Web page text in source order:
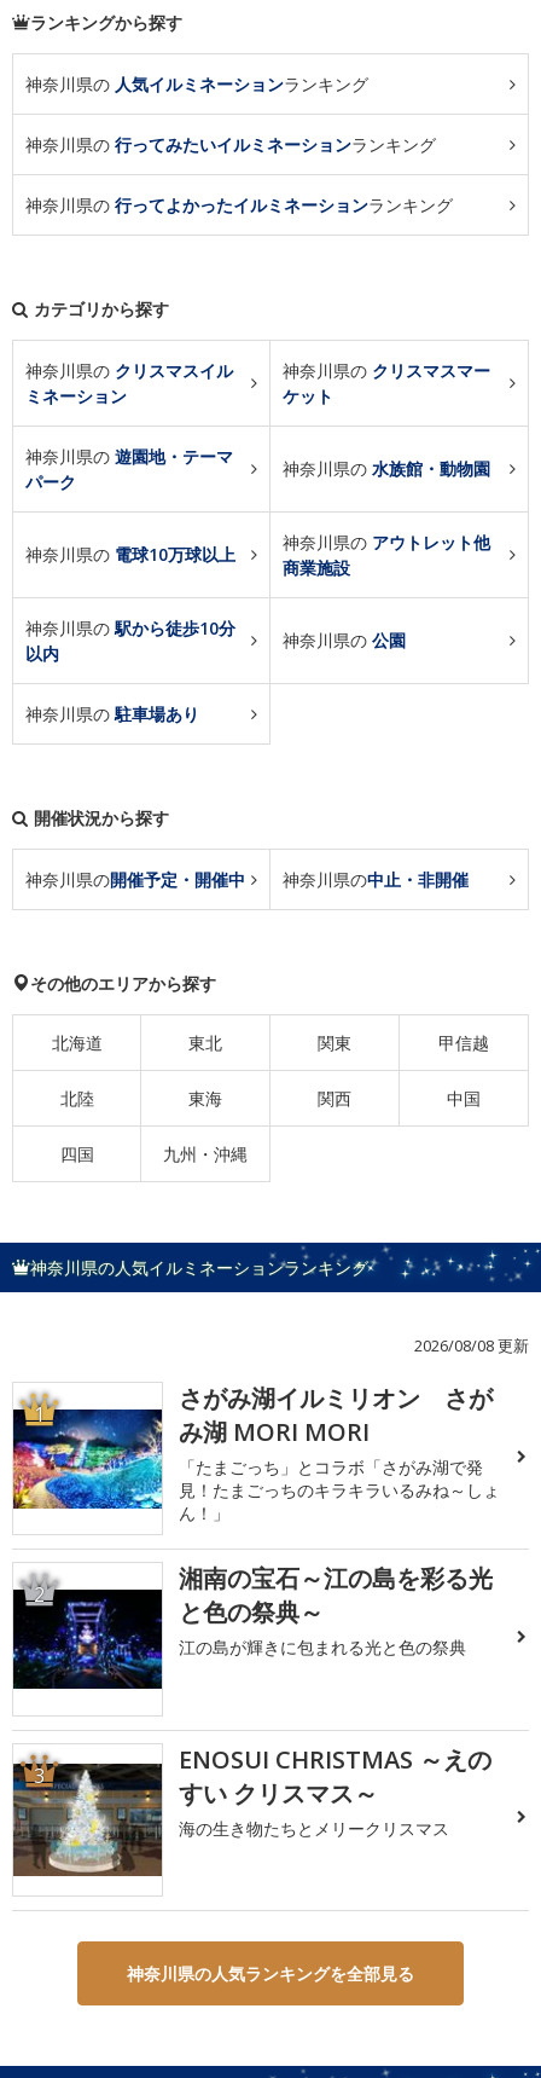
ランキングから探す
神奈川県の 人気イルミネーションランキング
神奈川県の 行ってみたいイルミネーションランキング
神奈川県の 行ってよかったイルミネーションランキング
カテゴリから探す
神奈川県の クリスマスイル
ミネーション
神奈川県の クリスマスマー
ケット
神奈川県の 遊園地・テーマ
パーク
神奈川県の 水族館・動物園
神奈川県の 電球10万球以上
神奈川県の アウトレット他
商業施設
神奈川県の駅から徒歩10分
以内
神奈川県の 公園
神奈川県の駐車場あり
開催状況から探す
神奈川県の開催予定・開催中 神奈川県の中止・非開催
その他のエリアから探す
北海道 東北 関東 甲信越
北陸 東海 関西 中国
四国 九州・沖縄
神奈川県の人気イルミネーションランキング
2026/08/08 更新
1
さがみ湖イルミリオン さが
み湖 MORI MORI
「たまごっち」とコラボ「さがみ湖で発
見！たまごっちのキラキラいるみね～しょ
ん！」
2
湘南の宝石～江の島を彩る光
と色の祭典～
江の島が輝きに包まれる光と色の祭典
3
ENOSUI CHRISTMAS ～えの
すい クリスマス～
海の生き物たちとメリークリスマス
神奈川県の人気ランキングを全部見る